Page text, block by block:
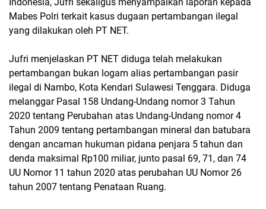
Mabes Polri terkait kasus dugaan pertambangan ilegal
yang dilakukan oleh PT NET.
Jufri menjelaskan PT NET diduga telah melakukan
pertambangan bukan logam alias pertambangan pasir
ilegal di Nambo, Kota Kendari Sulawesi Tenggara. Diduga
melanggar Pasal 158 Undang-Undang nomor 3 Tahun
2020 tentang Perubahan atas Undang-Undang nomor 4
Tahun 2009 tentang pertambangan mineral dan batubara
dengan ancaman hukuman pidana penjara 5 tahun dan
denda maksimal Rp100 miliar, junto pasal 69, 71, dan 74
UU Nomor 11 tahun 2020 atas perubahan UU Nomor 26
tahun 2007 tentang Penataan Ruang.